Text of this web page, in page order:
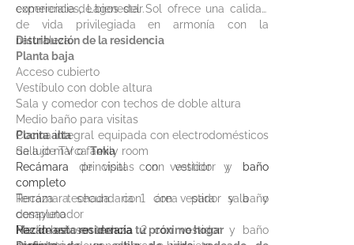
experiencia de bienestar.
comerciales, Lagos del Sol ofrece una calidad
de vida privilegiada en armonía con la
naturaleza.
Distribución de la residencia
Planta baja
Acceso cubierto
Vestíbulo con doble altura
Sala y comedor con techos de doble altura
Medio baño para visitas
Cocina integral equipada con electrodomésticos
de lujo marcaTeka
Recámara de visitas con vestidor y baño
completo
Terraza techada con área para sala y
desayunador
Medio baño en terraza
Planta alta
Sala de TV o family room
Recámara principal con vestidor y baño
completo
Recámara secundaria 1 con vestidor y baño
completo
Recámara secundaria 2 con vestidor y baño
Haz de esta residencia tu próximo hogar